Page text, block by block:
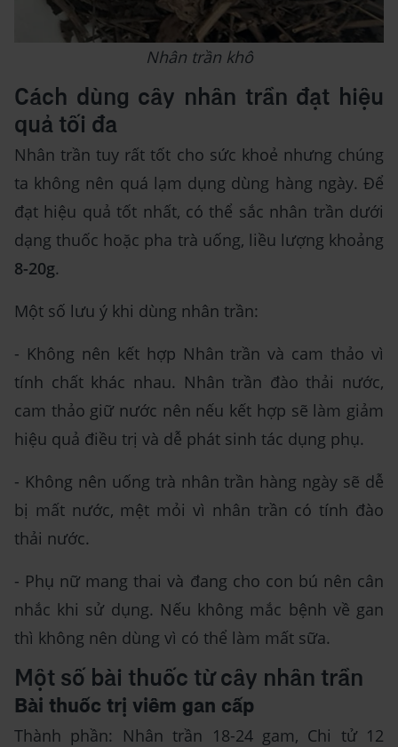
Nhân trần khô
Cách dùng cây nhân trần đạt hiệu
quả tối đa
Nhân trần tuy rất tốt cho sức khoẻ nhưng chúng
ta không nên quá lạm dụng dùng hàng ngày. Để
đạt hiệu quả tốt nhất, có thể sắc nhân trần dưới
dạng thuốc hoặc pha trà uống, liều lượng khoảng
8-20g.
Một số lưu ý khi dùng nhân trần:
- Không nên kết hợp Nhân trần và cam thảo vì
tính chất khác nhau. Nhân trần đào thải nước,
cam thảo giữ nước nên nếu kết hợp sẽ làm giảm
hiệu quả điều trị và dễ phát sinh tác dụng phụ.
- Không nên uống trà nhân trần hàng ngày sẽ dễ
bị mất nước, mệt mỏi vì nhân trần có tính đào
thải nước.
- Phụ nữ mang thai và đang cho con bú nên cân
nhắc khi sử dụng. Nếu không mắc bệnh về gan
thì không nên dùng vì có thể làm mất sữa.
Một số bài thuốc từ cây nhân trần
Bài thuốc trị viêm gan cấp
Thành phần: Nhân trần 18-24 gam, Chi tử 12